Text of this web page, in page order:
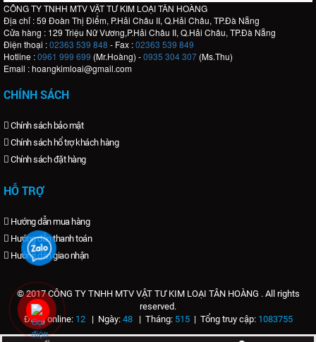
CÔNG TY TNHH MTV VẬT TƯ KIM LOẠI TÂN HOÀNG
Địa chỉ : 59 Đoàn Thị Điểm, P.Hải Châu II, Q.Hải Châu, TP.Đà Nẵng
Cửa hàng : 129 Triệu Nữ Vương,P.Hải Châu II, Q.Hải Châu, TP.Đà Nẵng
Điện thoại :02363 539 848 - Fax :02363 539 849
Hotline :0961 999 699 (Mr.Hoàng) -0935 304 307 (Ms.Thu)
Email : hoangkimloai@gmail.com
CHÍNH SÁCH
Chính sách bảo mật
Chính sách hổ trợ khách hàng
Chính sách đặt hàng
HỖ TRỢ
Hướng dẫn mua hàng
Hướng dẫn thanh toán
Hướng dẫn giao nhận
© 2017 CÔNG TY TNHH MTV VẬT TƯ KIM LOẠI TÂN HOÀNG . All rights
reserved.
Đang online: 12| Ngày: 48 | Tháng: 515| Tổng truy cập: 1083755